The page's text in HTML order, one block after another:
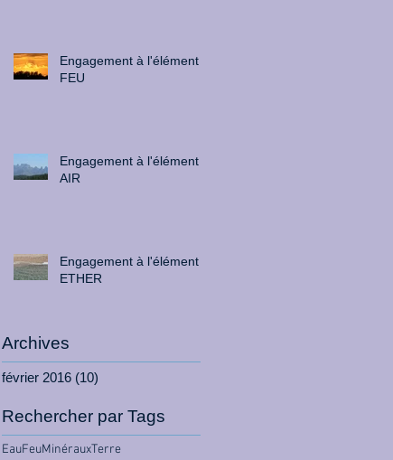
Engagement à l'élément
FEU
Engagement à l'élément
AIR
Engagement à l'élément
ETHER
Archives
février 2016 (10)
Rechercher par Tags
EauFeuMinérauxTerre